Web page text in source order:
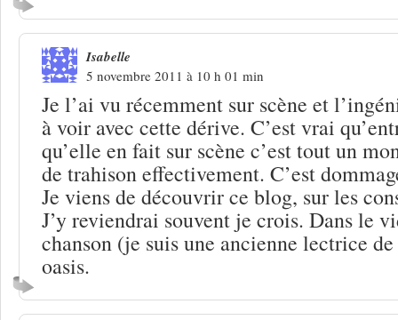
Isabelle
5 novembre 2011 à 10 h 01 min
Je l’ai vu récemment sur scène et
à voir avec cette dérive. C’est vrai
qu’elle en fait sur scène c’est tout un
de trahison effectivement. C’est
Je viens de découvrir ce blog, sur les
J’y reviendrai souvent je crois. Dans le
chanson (je suis une ancienne lectrice
oasis.